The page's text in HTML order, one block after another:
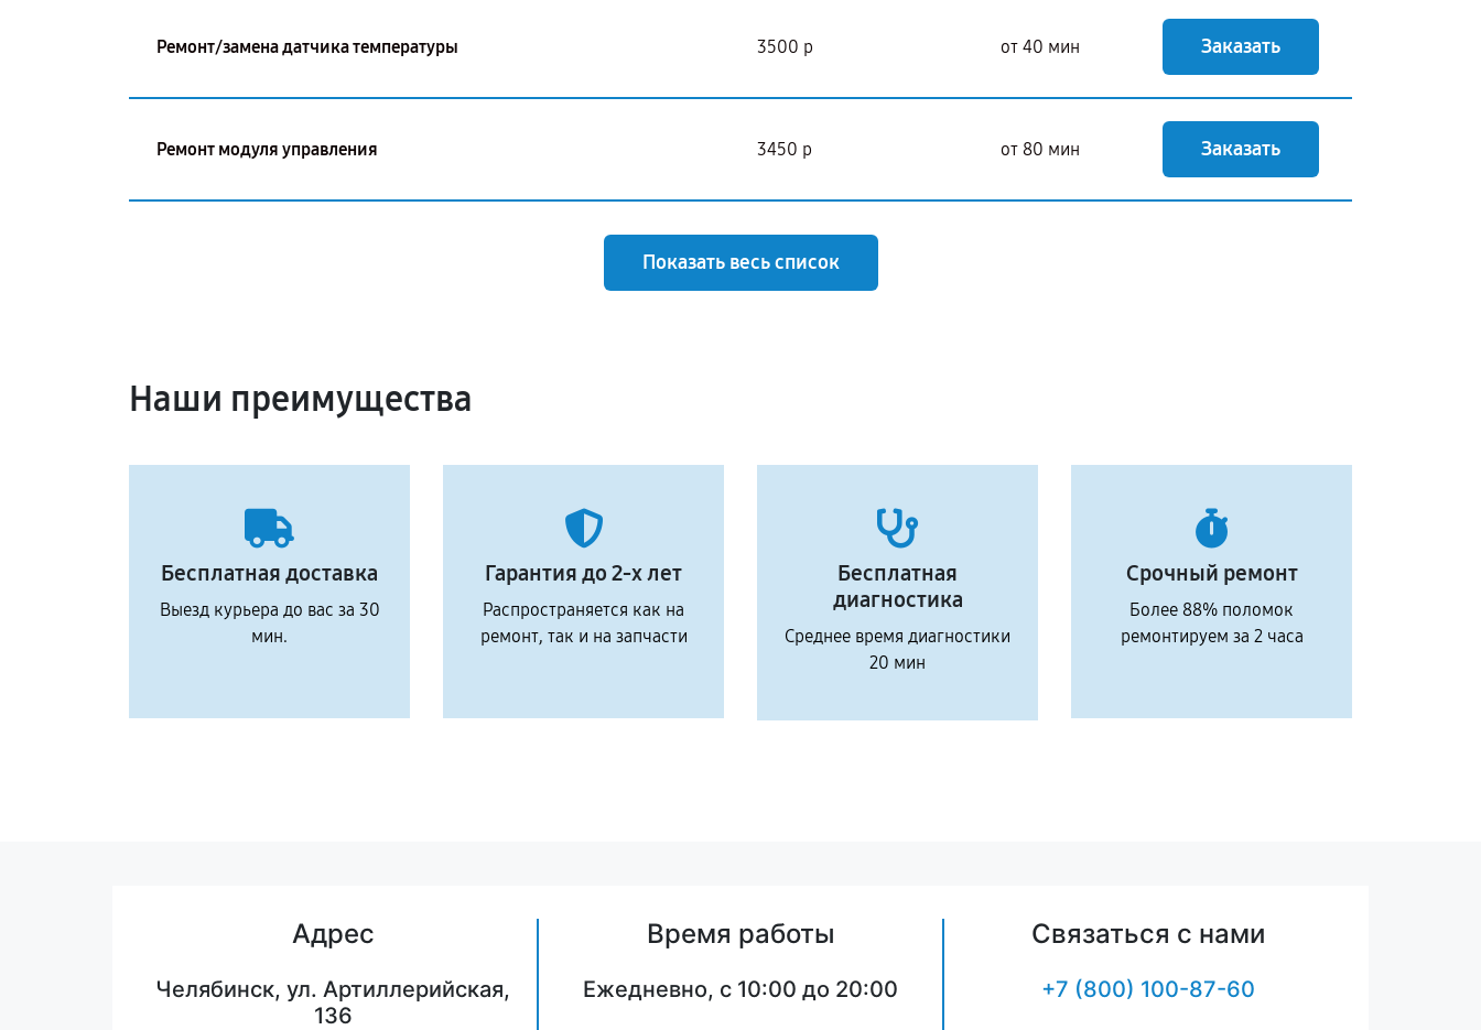
Ремонт/замена датчика температуры 3500 р от 40 мин Заказать
Ремонт модуля управления 3450 р от 80 мин Заказать
Показать весь список
Наши преимущества
Бесплатная доставка
Выезд курьера до вас за 30
мин.
Гарантия до 2-х лет
Распространяется как на
ремонт, так и на запчасти
Бесплатная
диагностика
Среднее время диагностики
20 мин
Срочный ремонт
Более 88% поломок
ремонтируем за 2 часа
Адрес
Челябинск, ул. Артиллерийская,
136
Время работы
Ежедневно, с 10:00 до 20:00
Связаться с нами
+7 (800) 100-87-60